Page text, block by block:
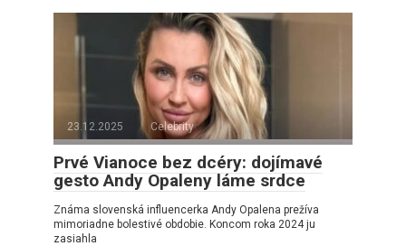
23.12.2025 Celebrity
Prvé Vianoce bez dcéry: dojímavé
gesto Andy Opaleny láme srdce
Známa slovenská influencerka Andy Opalena prežíva
mimoriadne bolestivé obdobie. Koncom roka 2024 ju
zasiahla